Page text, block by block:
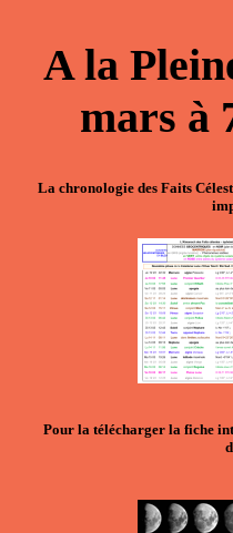
A la
mars à
La chronologie des Faits
Pour la télécharger la fiche